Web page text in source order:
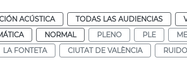
ACÚSTICA TODAS LAS AUDIENCIAS
NORMAL PLENO PLE
LA FONTETA CIUTAT DE VALÈNCIA RUIDO